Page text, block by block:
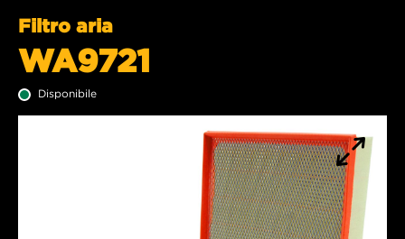
Filtro aria
WA9721
Disponibile